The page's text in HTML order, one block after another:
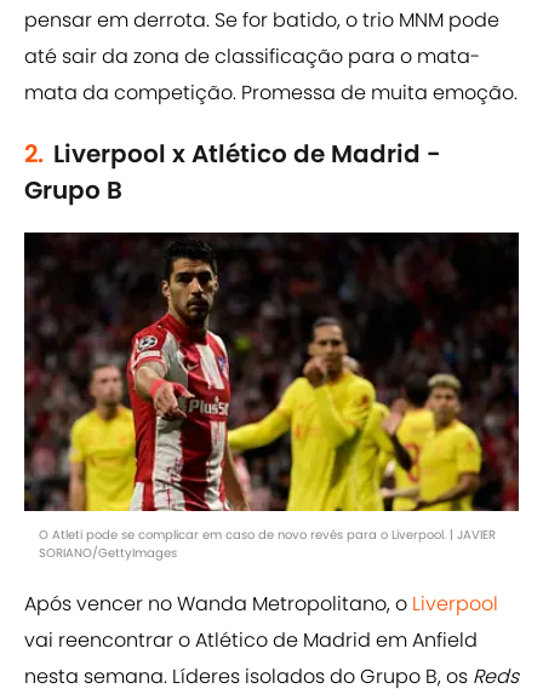
pensar em derrota. Se for batido, o trio MNM pode
até sair da zona de classificação para o mata-
mata da competição. Promessa de muita emoção.
2. Liverpool x Atlético de Madrid -
Grupo B
O Atleti pode se complicar em caso de novo revés para o Liverpool. | JAVIER
SORIANO/GettyImages
Após vencer no Wanda Metropolitano, o Liverpool
vai reencontrar o Atlético de Madrid em Anfield
nesta semana. Líderes isolados do Grupo B, os Reds